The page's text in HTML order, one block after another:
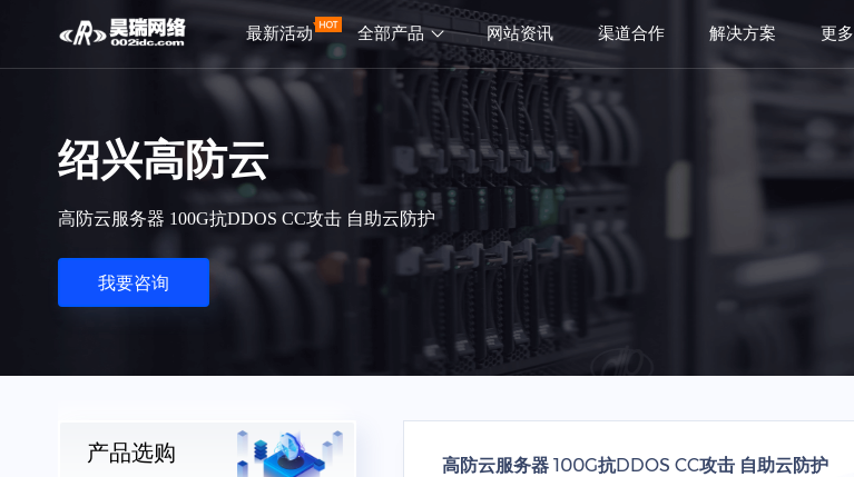
最新活动 全部产品 网站资讯 渠道合作 解决方案 更多
绍兴高防云
高防云服务器 100G抗DDOS CC攻击 自助云防护
我要咨询
产品选购 高防云服务器 100G抗DDOS CC攻击 自助云防护